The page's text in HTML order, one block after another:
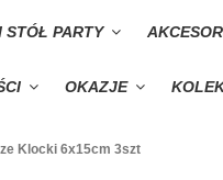
STÓŁ PARTY
OKAZJE
Klocki 6x15cm 3szt